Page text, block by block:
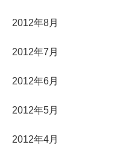
2012年8月
2012年7月
2012年6月
2012年5月
2012年4月